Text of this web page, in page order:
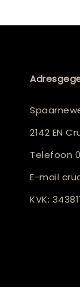
2142 EN
Telefoon
E-mail
KVK: